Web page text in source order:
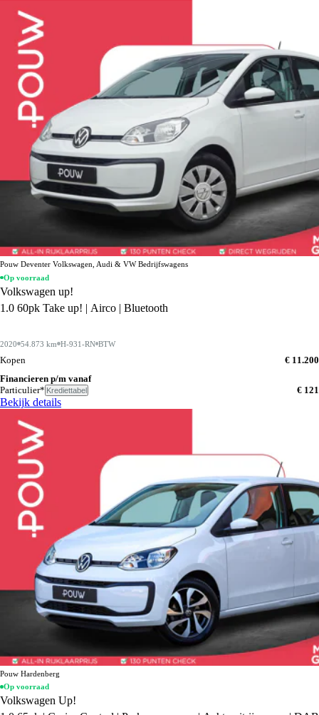
Pouw Deventer Volkswagen, Audi & VW Bedrijfswagens
Op voorraad
Volkswagen up!
1.0 60pk Take up! | Airco | Bluetooth
2020 54.873 km H-931-RN BTW
Kopen
€ 11.200
Financieren p/m vanaf
Particulier* Krediettabel € 121
Bekijk details
Pouw Hardenberg
Op voorraad
Volkswagen Up!